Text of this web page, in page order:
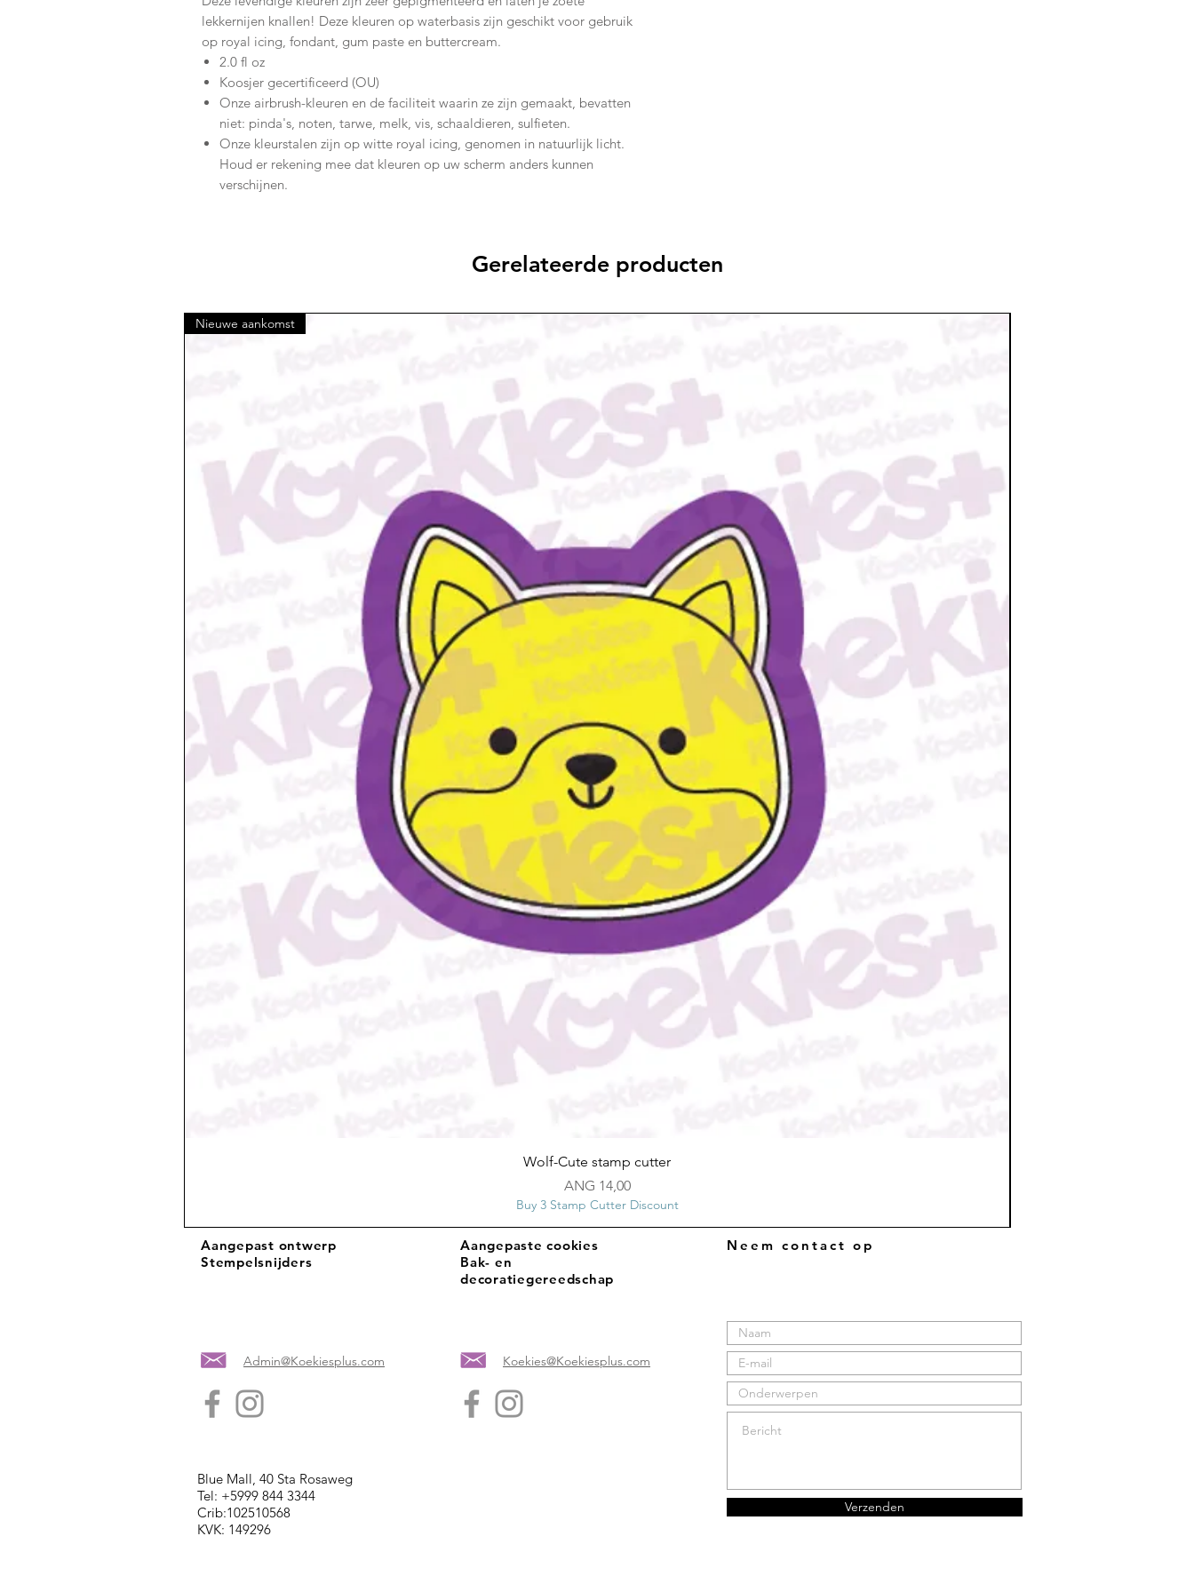
lekkernijen knallen! Deze kleuren op waterbasis zijn geschikt voor gebruik
op royal icing, fondant, gum paste en buttercream.
2.0 fl oz
Koosjer gecertificeerd (OU)
Onze airbrush-kleuren en de faciliteit waarin ze zijn gemaakt, bevatten
niet: pinda's, noten, tarwe, melk, vis, schaaldieren, sulfieten.
Onze kleurstalen zijn op witte royal icing, genomen in natuurlijk licht.
Houd er rekening mee dat kleuren op uw scherm anders kunnen
verschijnen.
Gerelateerde producten
Snel overzicht
Nieuwe aankomst
Wolf-Cute stamp cutter
Prijs
ANG 14,00
Buy 3 Stamp Cutter Discount
Aangepast ontwerp
Stempelsnijders
Admin@Koekiesplus.com
Aangepaste cookies
Bak- en
decoratiegereedschap
Koekies@Koekiesplus.com
Blue Mall, 40 Sta Rosaweg
Tel: +5999 844 3344
Crib:102510568
KVK: 149296
Neem contact op
Verzenden